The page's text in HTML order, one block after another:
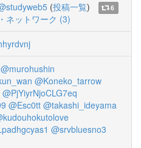
(投稿一覧)
6
ネットワーク (3)
@murohushin
@Koneko_tarrow
@PjYiyrNjoCLG7eq
@Esc0tt @takashi_ideyama
@srvbluesno3